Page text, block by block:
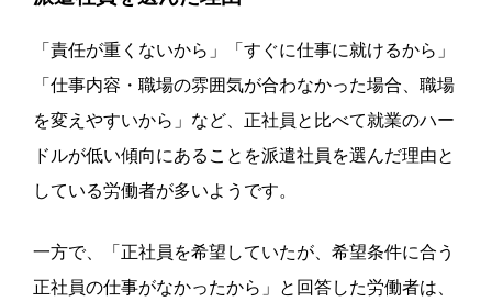
「責任が重くないから」「すぐに仕事に就けるから」
「仕事内容・職場の雰囲気が合わなかった場合、職場
を変えやすいから」など、正社員と比べて就業のハー
ドルが低い傾向にあることを派遣社員を選んだ理由と
している労働者が多いようです。
一方で、「正社員を希望していたが、希望条件に合う
正社員の仕事がなかったから」と回答した労働者は、